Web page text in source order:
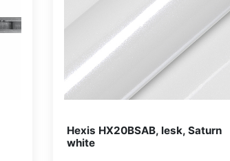
Hexis HX20BSAB, lesk, Saturn
white